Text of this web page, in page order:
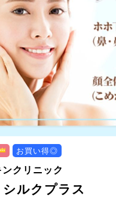
お買い得◎
クリニック
ルクプラス